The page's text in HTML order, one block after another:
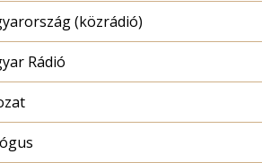
(közrádió)
Rádió